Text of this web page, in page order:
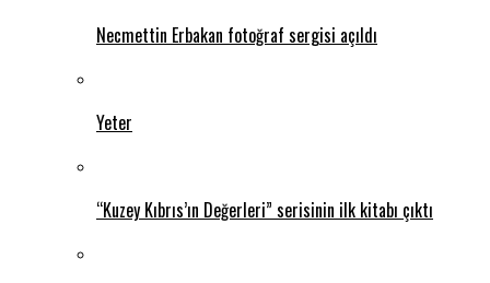
Necmettin Erbakan fotoğraf sergisi açıldı
Yeter
“Kuzey Kıbrıs’ın Değerleri” serisinin ilk kitabı çıktı